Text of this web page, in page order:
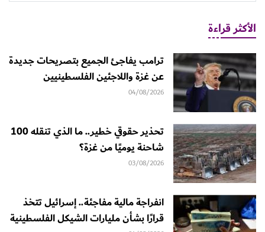
الأكثر قراءة
ترامب يفاجئ الجميع بتصريحات جديدة
عن غزة واللاجئين الفلسطينيين
04/08/2026
تحذير حقوقي خطير.. ما الذي تنقله 100
شاحنة يوميًا من غزة؟
03/08/2026
انفراجة مالية مفاجئة.. إسرائيل تتخذ
قرارًا بشأن مليارات الشيكل الفلسطينية